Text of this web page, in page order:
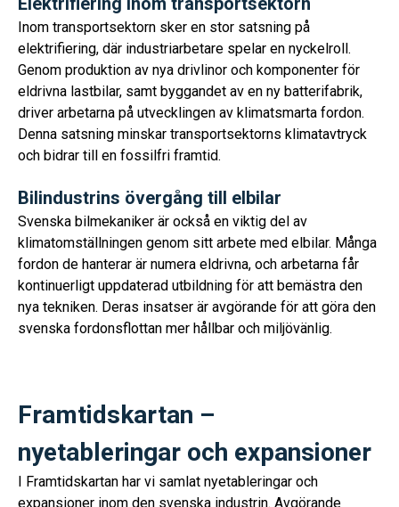
Inom transportsektorn sker en stor satsning på
elektrifiering, där industriarbetare spelar en nyckelroll.
Genom produktion av nya drivlinor och komponenter för
eldrivna lastbilar, samt byggandet av en ny batterifabrik,
driver arbetarna på utvecklingen av klimatsmarta fordon.
Denna satsning minskar transportsektorns klimatavtryck
och bidrar till en fossilfri framtid.
Bilindustrins övergång till elbilar
Svenska bilmekaniker är också en viktig del av
klimatomställningen genom sitt arbete med elbilar. Många
fordon de hanterar är numera eldrivna, och arbetarna får
kontinuerligt uppdaterad utbildning för att bemästra den
nya tekniken. Deras insatser är avgörande för att göra den
svenska fordonsflottan mer hållbar och miljövänlig.
Framtidskartan –
nyetableringar och expansioner
I Framtidskartan har vi samlat nyetableringar och
expansioner inom den svenska industrin. Avgörande